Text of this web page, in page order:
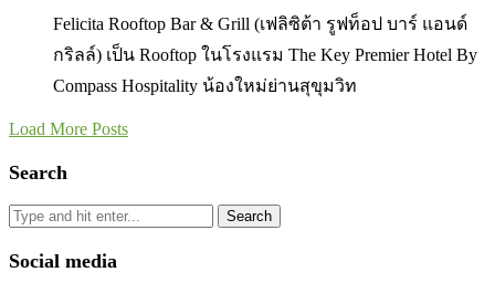
Felicita Rooftop Bar & Grill (เฟลิซิต้า รูฟท็อป บาร์ แอนด์
กริลล์) เป็น Rooftop ในโรงแรม The Key Premier Hotel By
Compass Hospitality น้องใหม่ย่านสุขุมวิท
Load More Posts
Search
Search
Social media